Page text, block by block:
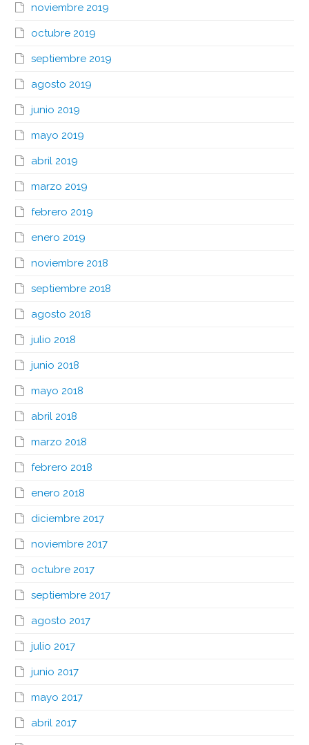
noviembre 2019
octubre 2019
septiembre 2019
agosto 2019
junio 2019
mayo 2019
abril 2019
marzo 2019
febrero 2019
enero 2019
noviembre 2018
septiembre 2018
agosto 2018
julio 2018
junio 2018
mayo 2018
abril 2018
marzo 2018
febrero 2018
enero 2018
diciembre 2017
noviembre 2017
octubre 2017
septiembre 2017
agosto 2017
julio 2017
junio 2017
mayo 2017
abril 2017